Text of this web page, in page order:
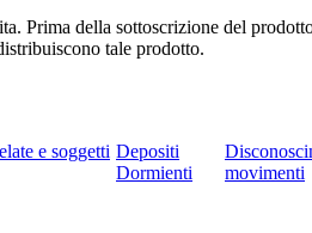
Prima della sottoscrizione del
tale prodotto.
e soggetti Depositi
Dormienti
movimenti